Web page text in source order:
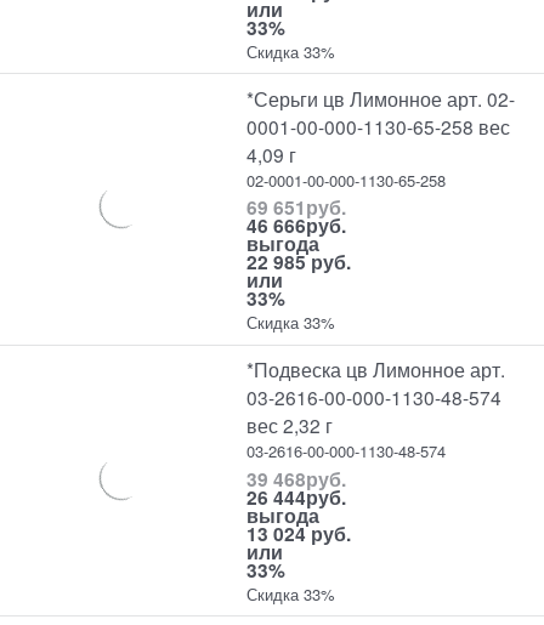
или
33%
Скидка 33%
*Серьги цв Лимонное арт. 02-
0001-00-000-1130-65-258 вес
4,09 г
02-0001-00-000-1130-65-258
69 651руб.
46 666руб.
выгода
22 985 руб.
или
33%
Скидка 33%
*Подвеска цв Лимонное арт.
03-2616-00-000-1130-48-574
вес 2,32 г
03-2616-00-000-1130-48-574
39 468руб.
26 444руб.
выгода
13 024 руб.
или
33%
Скидка 33%